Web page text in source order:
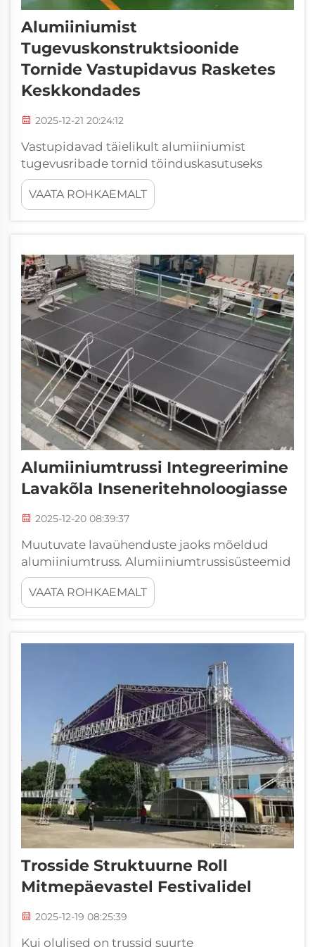
Alumiiniumist
Tugevuskonstruktsioonide
Tornide Vastupidavus Rasketes
Keskkondades
2025-12-21 20:24:12
Vastupidavad täielikult alumiiniumist
tugevusribade tornid töinduskasutuseks
rasketes keskkondades. Alumiiniumist
tugevusribade tornid on oluline ressurss
mitmes erinevas tööstusharus, kus need
VAATA ROHKAEMALT
Alumiiniumtrussi Integreerimine
Lavakõla Inseneritehnoloogiasse
2025-12-20 08:39:37
Muutuvate lavaühenduste jaoks mõeldud
alumiiniumtruss. Alumiiniumtrussisüsteemid
– universaalne trussilahendus
etenduslavadele. Kõik, mis puudutab eduka
ürituse korraldamist, nõuab seda, et midagi
konstruktsioon...
VAATA ROHKAEMALT
Trosside Struktuurne Roll
Mitmepäevastel Festivalidel
2025-12-19 08:25:39
Kui olulised on trussid suurte